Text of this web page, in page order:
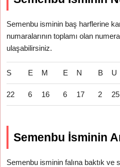
Semenbu isminin baş harflerine
numaralarının toplamı olan
ulaşabilirsiniz.
S E M E N B U
22 6 16 6 17 2 25
Semenbu İsminin
Semenbu isminin falına baktık ve